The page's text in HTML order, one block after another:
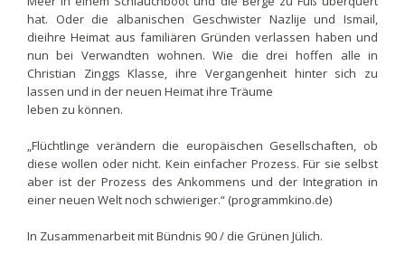
hat. Oder die albanischen Geschwister Nazlije und Ismail,
dieihre Heimat aus familiären Gründen verlassen haben und
nun bei Verwandten wohnen. Wie die drei hoffen alle in
Christian Zinggs Klasse, ihre Vergangenheit hinter sich zu
lassen und in der neuen Heimat ihre Träume
leben zu können.
„Flüchtlinge verändern die europäischen Gesellschaften, ob
diese wollen oder nicht. Kein einfacher Prozess. Für sie selbst
aber ist der Prozess des Ankommens und der Integration in
einer neuen Welt noch schwieriger.“ (programmkino.de)
In Zusammenarbeit mit Bündnis 90 / die Grünen Jülich.